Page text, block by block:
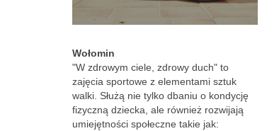
Wołomin
"W zdrowym ciele, zdrowy duch" to
zajęcia sportowe z elementami sztuk
walki. Służą nie tylko dbaniu o kondycję
fizyczną dziecka, ale również rozwijają
umiejętności społeczne takie jak: